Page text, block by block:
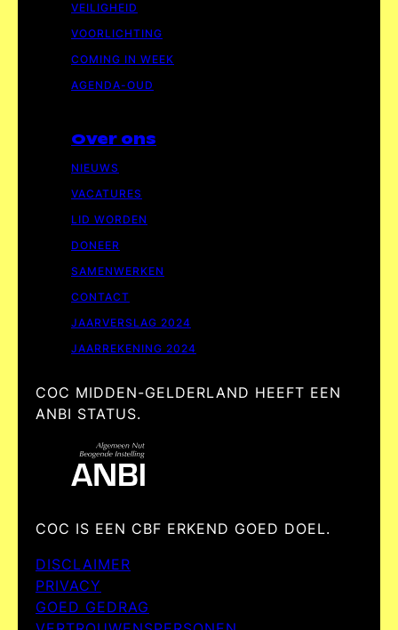
VEILIGHEID
VOORLICHTING
COMING IN WEEK
AGENDA-OUD
Over ons
NIEUWS
VACATURES
LID WORDEN
DONEER
SAMENWERKEN
CONTACT
JAARVERSLAG 2024
JAARREKENING 2024
COC MIDDEN-GELDERLAND HEEFT EEN
ANBI STATUS.
COC IS EEN CBF ERKEND GOED DOEL.
DISCLAIMER
PRIVACY
GOED GEDRAG